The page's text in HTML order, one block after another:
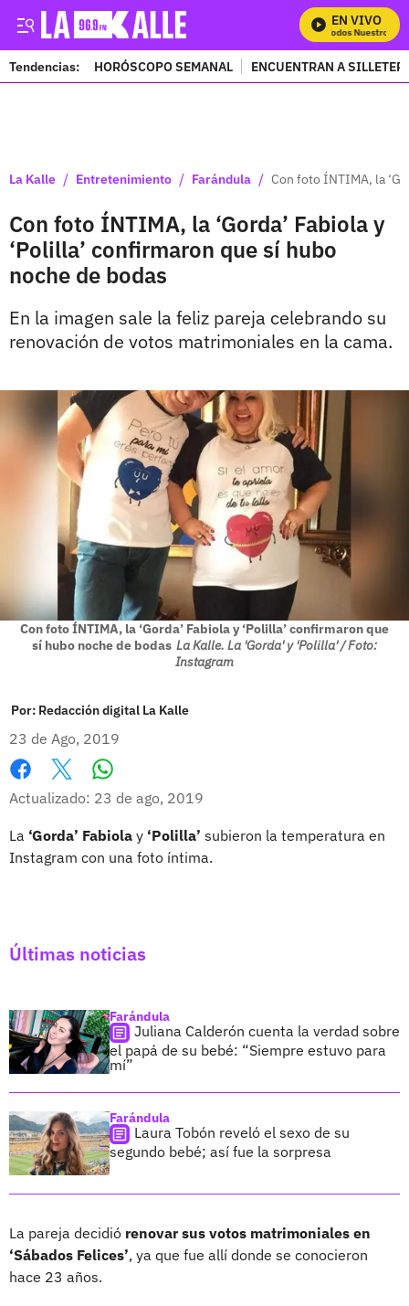
EN VIVO
Mira Todos Nuestros
Tendencias: HORÓSCOPO SEMANAL ENCUENTRAN A
La Kalle / Entretenimiento / Farándula / Con foto ÍNTIMA, la
Con foto ÍNTIMA, la ‘Gorda’ Fabiola y
‘Polilla’ confirmaron que sí hubo
noche de bodas
En la imagen sale la feliz pareja celebrando su
renovación de votos matrimoniales en la cama.
Con foto ÍNTIMA, la ‘Gorda’ Fabiola y ‘Polilla’ confirmaron que
sí hubo noche de bodas La Kalle. La 'Gorda' y 'Polilla' / Foto:
Instagram
Por: Redacción digital La Kalle
23 de Ago, 2019
Facebook
X
Actualizado: 23 de ago, 2019
La ‘Gorda’ Fabiola y ‘Polilla’ subieron la temperatura en
Instagram con una foto íntima.
Últimas noticias
Farándula
Juliana Calderón cuenta la verdad sobre
el papá de su bebé: “Siempre estuvo para
mí”
Farándula
Laura Tobón reveló el sexo de su
segundo bebé; así fue la sorpresa
La pareja decidió renovar sus votos matrimoniales en
‘Sábados Felices’, ya que fue allí donde se conocieron
hace 23 años.